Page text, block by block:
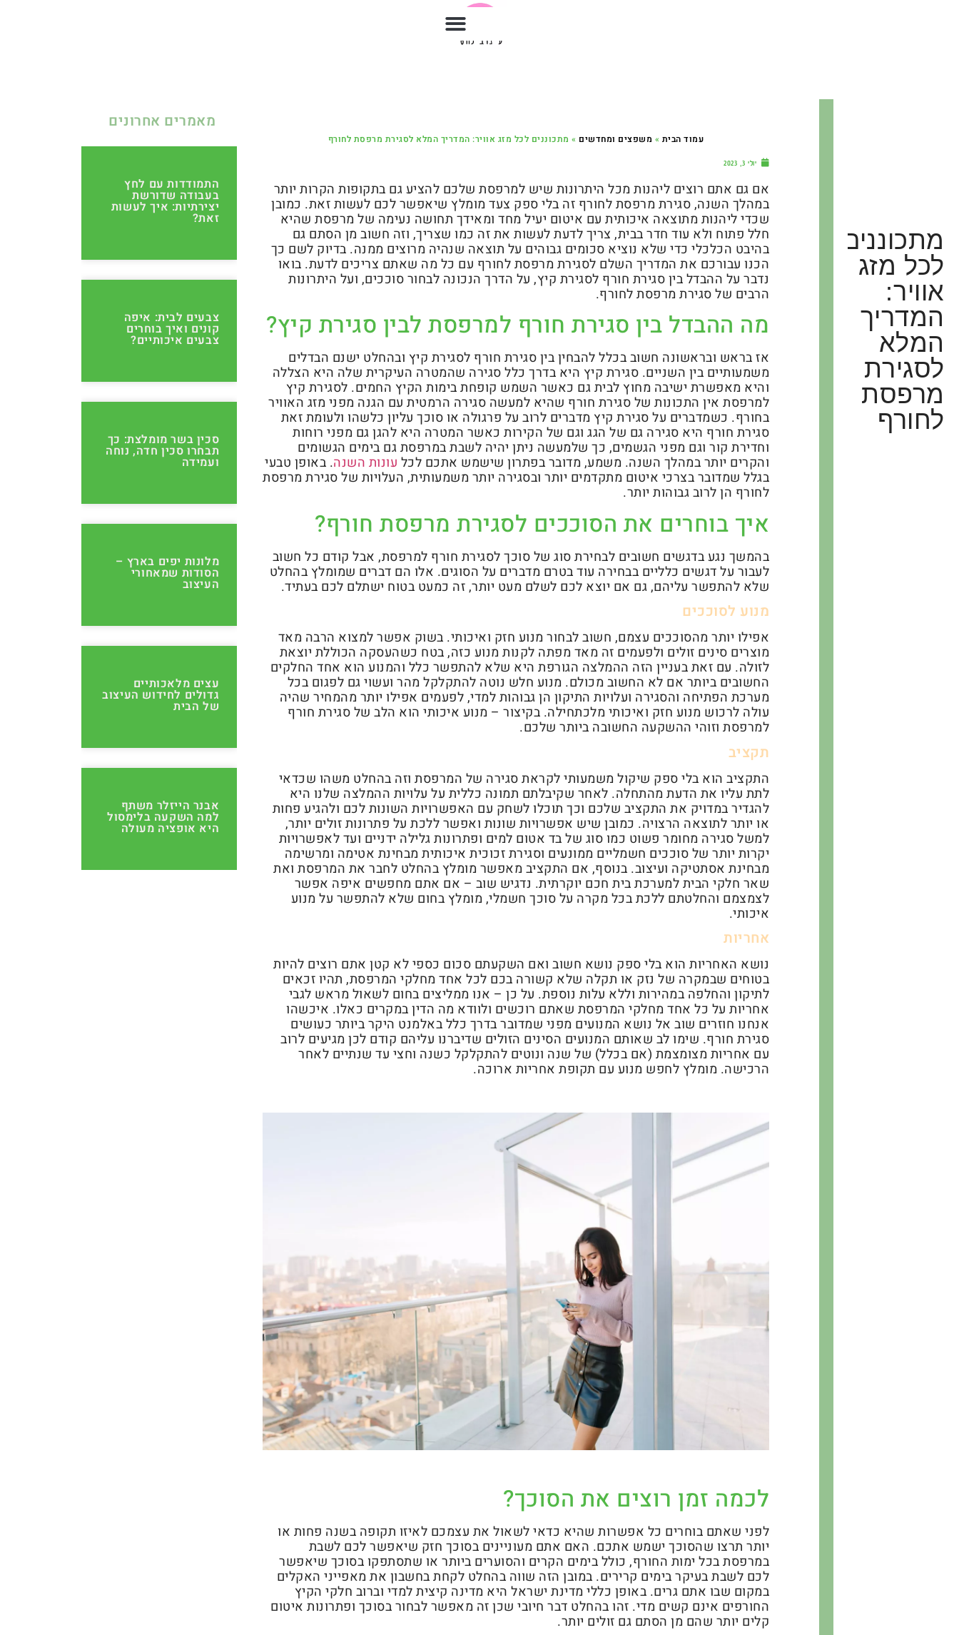
מתכוננים
לכל מזג
אוויר:
המדריך
המלא
לסגירת
מרפסת
לחורף
עמוד הבית » משפצים ומחדשים » מתכוננים לכל מזג אוויר: המדריך המלא לסגירת מרפסת לחורף
יולי 3, 2023
אם גם אתם רוצים ליהנות מכל היתרונות שיש למרפסת שלכם להציע גם בתקופות הקרות יותר
במהלך השנה, סגירת מרפסת לחורף זה בלי ספק צעד מומלץ שיאפשר לכם לעשות זאת. כמובן
שכדי ליהנות מתוצאה איכותית עם איטום יעיל מחד ומאידך תחושה נעימה של מרפסת שהיא
חלל פתוח ולא עוד חדר בבית, צריך לדעת לעשות את זה כמו שצריך, וזה חשוב מן הסתם גם
בהיבט הכלכלי כדי שלא נוציא סכומים גבוהים על תוצאה שנהיה מרוצים ממנה. בדיוק לשם כך
הכנו עבורכם את המדריך השלם לסגירת מרפסת לחורף עם כל מה שאתם צריכים לדעת. בואו
נדבר על ההבדל בין סגירת חורף לסגירת קיץ, על הדרך הנכונה לבחור סוככים, ועל היתרונות
הרבים של סגירת מרפסת לחורף.
מה ההבדל בין סגירת חורף למרפסת לבין סגירת קיץ?
אז בראש ובראשונה חשוב בכלל להבחין בין סגירת חורף לסגירת קיץ ובהחלט ישנם הבדלים
משמעותיים בין השניים. סגירת קיץ היא בדרך כלל סגירה שהמטרה העיקרית שלה היא הצללה
והיא מאפשרת ישיבה מחוץ לבית גם כאשר השמש קופחת בימות הקיץ החמים. לסגירת קיץ
למרפסת אין התכונות של סגירת חורף שהיא למעשה סגירה הרמטית עם הגנה מפני מזג האוויר
בחורף. כשמדברים על סגירת קיץ מדברים לרוב על פרגולה או סוכך עליון כלשהו ולעומת זאת
סגירת חורף היא סגירה גם של הגג וגם של הקירות כאשר המטרה היא להגן גם מפני רוחות
וחדירת קור וגם מפני הגשמים, כך שלמעשה ניתן יהיה לשבת במרפסת גם בימים הגשומים
והקרים יותר במהלך השנה. משמע, מדובר בפתרון שישמש אתכם לכל עונות השנה. באופן טבעי
בגלל שמדובר בצרכי איטום מתקדמים יותר ובסגירה יותר משמעותית, העלויות של סגירת מרפסת
לחורף הן לרוב גבוהות יותר.
איך בוחרים את הסוככים לסגירת מרפסת חורף?
בהמשך נגע בדגשים חשובים לבחירת סוג של סוכך לסגירת חורף למרפסת, אבל קודם כל חשוב
לעבור על דגשים כלליים בבחירה עוד בטרם מדברים על הסוגים. אלו הם דברים שמומלץ בהחלט
שלא להתפשר עליהם, גם אם יוצא לכם לשלם מעט יותר, זה כמעט בטוח ישתלם לכם בעתיד.
מנוע לסוככים
אפילו יותר מהסוככים עצמם, חשוב לבחור מנוע חזק ואיכותי. בשוק אפשר למצוא הרבה מאד
מוצרים סינים זולים ולפעמים זה מאד מפתה לקנות מנוע כזה, בטח כשהעסקה הכוללת יוצאת
לזולה. עם זאת בעניין הזה ההמלצה הגורפת היא שלא להתפשר כלל והמנוע הוא אחד החלקים
החשובים ביותר אם לא החשוב מכולם. מנוע חלש נוטה להתקלקל מהר ועשוי גם לפגום בכל
מערכת הפתיחה והסגירה ועלויות התיקון הן גבוהות למדי, לפעמים אפילו יותר מהמחיר שהיה
עולה לרכוש מנוע חזק ואיכותי מלכתחילה. בקיצור – מנוע איכותי הוא הלב של סגירת חורף
למרפסת וזוהי ההשקעה החשובה ביותר שלכם.
תקציב
התקציב הוא בלי ספק שיקול משמעותי לקראת סגירה של המרפסת וזה בהחלט משהו שכדאי
לתת עליו את הדעת מהתחלה. לאחר שקיבלתם תמונה כללית על עלויות ההמלצה שלנו היא
להגדיר במדויק את התקציב שלכם וכך תוכלו לשחק עם האפשרויות השונות לכם ולהגיע פחות
או יותר לתוצאה הרצויה. כמובן שיש אפשרויות שונות ואפשר ללכת על פתרונות זולים יותר,
למשל סגירה מחומר פשוט כמו סוג של בד אטום למים ופתרונות גלילה ידניים ועד לאפשרויות
יקרות יותר של סוככים חשמליים ממונעים וסגירת זכוכית איכותית מבחינת אטימה ומרשימה
מבחינת אסתטיקה ועיצוב. בנוסף, אם התקציב מאפשר מומלץ בהחלט לחבר את המרפסת ואת
שאר חלקי הבית למערכת בית חכם יוקרתית. נדגיש שוב – אם אתם מחפשים איפה אפשר
לצמצמם והחלטתם ללכת בכל מקרה על סוכך חשמלי, מומלץ בחום שלא להתפשר על מנוע
איכותי.
אחריות
נושא האחריות הוא בלי ספק נושא חשוב ואם השקעתם סכום כספי לא קטן אתם רוצים להיות
בטוחים שבמקרה של נזק או תקלה שלא קשורה בכם לכל אחד מחלקי המרפסת, תהיו זכאים
לתיקון והחלפה במהירות וללא עלות נוספת. על כן – אנו ממליצים בחום לשאול מראש לגבי
אחריות על כל אחד מחלקי המרפסת שאתם רוכשים ולוודא מה הדין במקרים כאלו. איכשהו
אנחנו חוזרים שוב אל נושא המנועים מפני שמדובר בדרך כלל באלמנט היקר ביותר כעושים
סגירת חורף. שימו לב שאותם המנועים הסינים הזולים שדיברנו עליהם קודם לכן מגיעים לרוב
עם אחריות מצומצמת (אם בכלל) של שנה ונוטים להתקלקל כשנה וחצי עד שנתיים לאחר
הרכישה. מומלץ לחפש מנוע עם תקופת אחריות ארוכה.
לכמה זמן רוצים את הסוכך?
לפני שאתם בוחרים כל אפשרות שהיא כדאי לשאול את עצמכם לאיזו תקופה בשנה פחות או
יותר תרצו שהסוכך ישמש אתכם. האם אתם מעוניינים בסוכך חזק שיאפשר לכם לשבת
במרפסת בכל ימות החורף, כולל בימים הקרים והסוערים ביותר או שתסתפקו בסוכך שיאפשר
לכם לשבת בעיקר בימים קרירים. במובן הזה שווה בהחלט לקחת בחשבון את מאפייני האקלים
במקום שבו אתם גרים. באופן כללי מדינת ישראל היא מדינה קיצית למדי וברוב חלקי הקיץ
החורפים אינם קשים מדי. זהו בהחלט דבר חיובי שכן זה מאפשר לבחור בסוכך ופתרונות איטום
קלים יותר שהם מן הסתם גם זולים יותר.
מאמרים אחרונים
התמודדות עם לחץ
בעבודה שדורשת
יצירתיות: איך לעשות
זאת?
צבעים לבית: איפה
קונים ואיך בוחרים
צבעים איכותיים?
סכין בשר מומלצת: כך
תבחרו סכין חדה, נוחה
ועמידה
מלונות יפים בארץ –
הסודות שמאחורי
העיצוב
עצים מלאכותיים
גדולים לחידוש העיצוב
של הבית
אבנר הייזלר משתף
למה השקעה בלימסול
היא אופציה מעולה